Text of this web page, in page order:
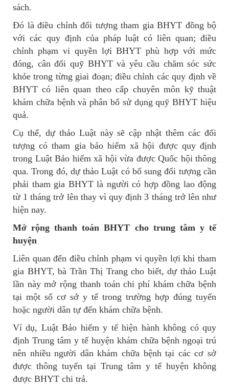
sách.
Đó là điều chỉnh đối tượng tham gia BHYT đồng bộ
với các quy định của pháp luật có liên quan; điều
chỉnh phạm vi quyền lợi BHYT phù hợp với mức
đóng, cân đối quỹ BHYT và yêu cầu chăm sóc sức
khỏe trong từng giai đoạn; điều chỉnh các quy định về
BHYT có liên quan theo cấp chuyên môn kỹ thuật
khám chữa bệnh và phân bổ sử dụng quỹ BHYT hiệu
quả.
Cụ thể, dự thảo Luật này sẽ cập nhật thêm các đối
tượng có tham gia bảo hiểm xã hội được quy định
trong Luật Bảo hiểm xã hội vừa được Quốc hội thông
qua. Trong đó, dự thảo Luật có bổ sung đối tượng cần
phải tham gia BHYT là người có hợp đồng lao động
từ 1 tháng trở lên thay vì quy định 3 tháng trở lên như
hiện nay.
Mở rộng thanh toán BHYT cho trung tâm y tế
huyện
Liên quan đến điều chỉnh phạm vi quyền lợi khi tham
gia BHYT, bà Trần Thị Trang cho biết, dự thảo Luật
lần này mở rộng thanh toán chi phí khám chữa bệnh
tại một số cơ sở y tế trong trường hợp đúng tuyến
hoặc người dân tự đến khám chữa bệnh.
Ví dụ, Luật Bảo hiểm y tế hiện hành không có quy
định Trung tâm y tế huyện khám chữa bệnh ngoại trú
nên nhiều người dân khám chữa bệnh tại các cơ sở
được thông tuyến tại Trung tâm y tế huyện không
được BHYT chi trả.